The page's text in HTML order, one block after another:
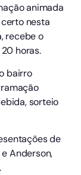
animada
nesta
recebe o
horas.
bairro
sorteio
de
Anderson,